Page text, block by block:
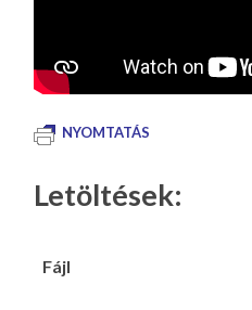
NYOMTATÁS
Letöltések:
Fájl